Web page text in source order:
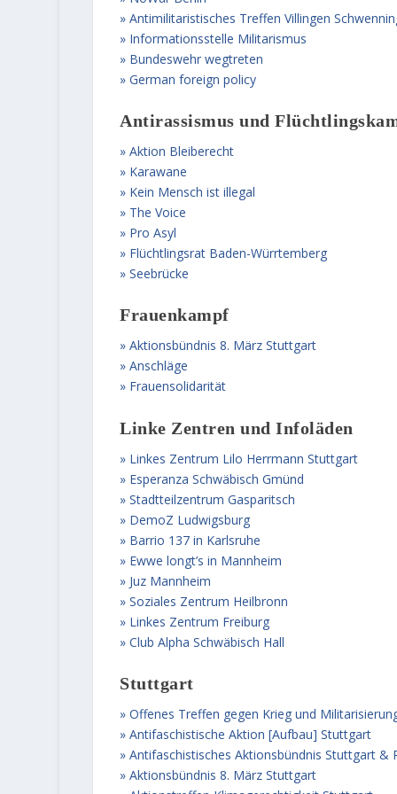
Antimilitaristisches Treffen Villingen
Informationsstelle Militarismus
Bundeswehr wegtreten
German foreign policy
Antirassismus und
Aktion Bleiberecht
Karawane
Kein Mensch ist illegal
The Voice
Pro Asyl
Flüchtlingsrat Baden-Würrtemberg
Seebrücke
Frauenkampf
Aktionsbündnis 8. März Stuttgart
Anschläge
Frauensolidarität
Linke Zentren und Infoläden
Linkes Zentrum Lilo Herrmann Stuttgart
Esperanza Schwäbisch Gmünd
Stadtteilzentrum Gasparitsch
DemoZ Ludwigsburg
Barrio 137 in Karlsruhe
Ewwe longt’s in Mannheim
Juz Mannheim
Soziales Zentrum Heilbronn
Linkes Zentrum Freiburg
Club Alpha Schwäbisch Hall
Stuttgart
Offenes Treffen gegen Krieg und
Antifaschistische Aktion [Aufbau] Stuttgart
Antifaschistisches Aktionsbündnis Stuttgart &
Aktionsbündnis 8. März Stuttgart